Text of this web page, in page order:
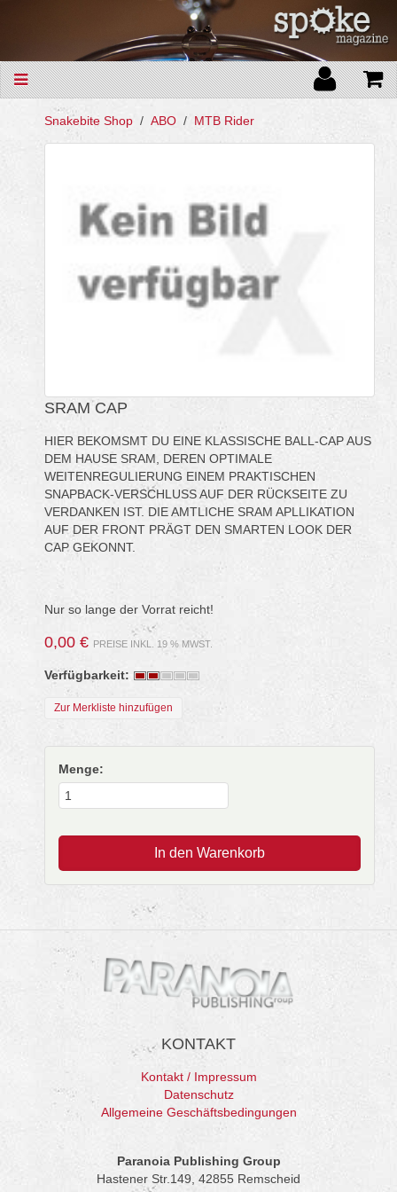
Snakebite Shop ABO MTB Rider
SRAM CAP
HIER BEKOMSMT DU EINE KLASSISCHE BALL-CAP AUS
DEM HAUSE SRAM, DEREN OPTIMALE
WEITENREGULIERUNG EINEM PRAKTISCHEN
SNAPBACK-VERSCHLUSS AUF DER RÜCKSEITE ZU
VERDANKEN IST. DIE AMTLICHE SRAM APLLIKATION
AUF DER FRONT PRÄGT DEN SMARTEN LOOK DER
CAP GEKONNT.
Nur so lange der Vorrat reicht!
0,00 € PREISE INKL. 19 % MWST.
Verfügbarkeit:
Zur Merkliste hinzufügen
Menge:
In den Warenkorb
KONTAKT
Kontakt / Impressum
Datenschutz
Allgemeine Geschäftsbedingungen
Paranoia Publishing Group
Hastener Str.149, 42855 Remscheid